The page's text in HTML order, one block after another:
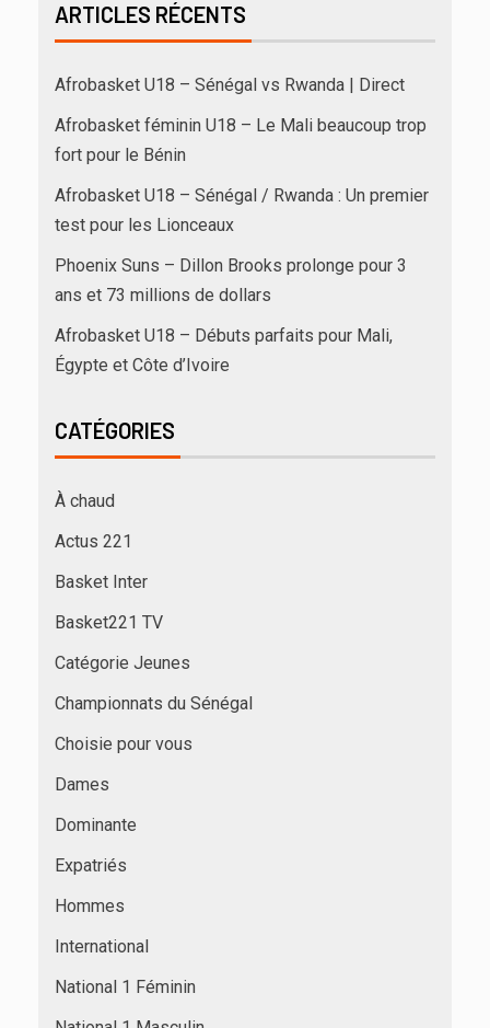
ARTICLES RÉCENTS
Afrobasket U18 – Sénégal vs Rwanda | Direct
Afrobasket féminin U18 – Le Mali beaucoup trop
fort pour le Bénin
Afrobasket U18 – Sénégal / Rwanda : Un premier
test pour les Lionceaux
Phoenix Suns – Dillon Brooks prolonge pour 3
ans et 73 millions de dollars
Afrobasket U18 – Débuts parfaits pour Mali,
Égypte et Côte d’Ivoire
CATÉGORIES
À chaud
Actus 221
Basket Inter
Basket221 TV
Catégorie Jeunes
Championnats du Sénégal
Choisie pour vous
Dames
Dominante
Expatriés
Hommes
International
National 1 Féminin